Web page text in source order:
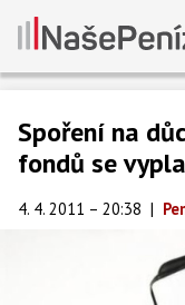
Spoření na
fondů se
4. 4. 2011 – 20:38 |